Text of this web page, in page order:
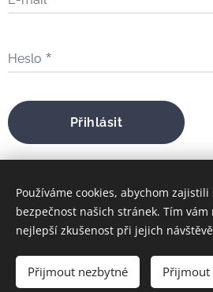
Heslo
Přihlásit
FILIP MARIA
Používáme cookies, abychom
bezpečnost našich stránek. Tím
nejlepší zkušenost při jejich
Přijmout nezbytné Přijmout